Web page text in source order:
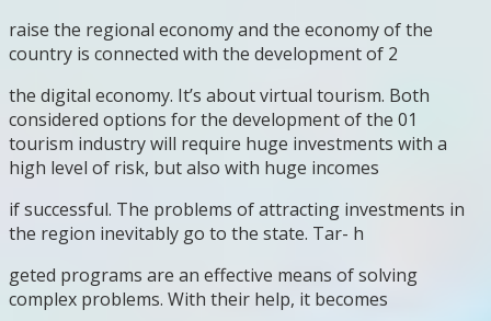
raise the regional economy and the economy of the
country is connected with the development of 2
the digital economy. It’s about virtual tourism. Both
considered options for the development of the 01
tourism industry will require huge investments with a
high level of risk, but also with huge incomes
if successful. The problems of attracting investments in
the region inevitably go to the state. Tar- h
geted programs are an effective means of solving
complex problems. With their help, it becomes